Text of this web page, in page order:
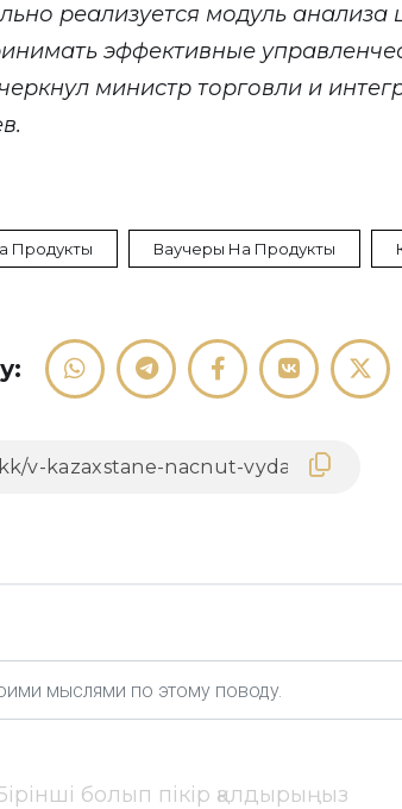
реализуется модуль анализа
эффективные
министр торговли и
Продукты Ваучеры На Продукты
болып пікір қалдырыңыз